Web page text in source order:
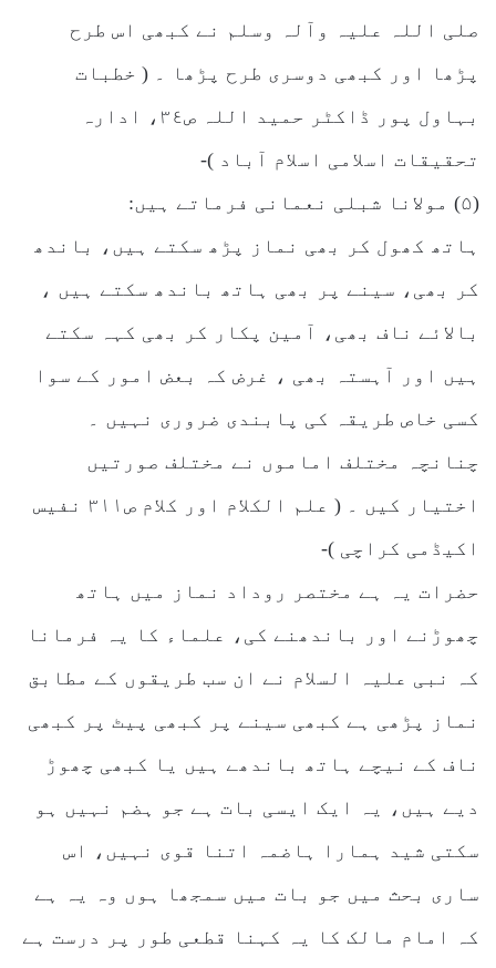
صلی اللہ علیہ وآلہ وسلم نے کبھی اس طرح
پڑھا اور کبھی دوسری طرح پڑھا ۔ ( خطبات
بہاول پور ڈاکٹر حمید اللہ ص٣٤، ادارہ
تحقیقات اسلامی اسلام آباد )-
(۵) مولانا شبلی نعمانی فرماتے ہیں:
ہاتھ کھول کر بھی نماز پڑھ سکتے ہیں، باندھ
کر بھی، سینے پر بھی ہاتھ باندھ سکتے ہیں ،
بالائے ناف بھی، آمین پکار کر بھی کہہ سکتے
ہیں اور آہستہ بھی ، غرض کہ بعض امور کے سوا
کسی خاص طریقہ کی پابندی ضروری نہیں ۔
چنانچہ مختلف اماموں نے مختلف صورتیں
اختیار کیں ۔ ( علم الکلام اور کلام ص۳۱۱ نفیس
اکیڈمی کراچی )-
حضرات یہ ہے مختصر روداد نماز میں ہاتھ
چھوڑنے اور باندھنے کی، علماء کا یہ فرمانا
کہ نبی علیہ السلام نے ان سب طریقوں کے مطابق
نماز پڑھی ہے کبھی سینے پر کبھی پیٹ پر کبھی
ناف کے نیچے ہاتھ باندھے ہیں یا کبھی چھوڑ
دیے ہیں، یہ ایک ایسی بات ہے جو ہضم نہیں ہو
سکتی شید ہمارا ہاضمہ اتنا قوی نہیں، اس
ساری بحث میں جو بات میں سمجھا ہوں وہ یہ ہے
کہ امام مالک کا یہ کہنا قطعی طور پر درست ہے